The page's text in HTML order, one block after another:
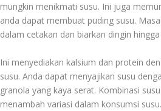
mungkin menikmati susu. Ini juga
anda dapat membuat puding susu.
dalam cetakan dan biarkan dingin
Ini menyediakan kalsium dan protein
susu. Anda dapat menyajikan susu
granola yang kaya serat. Kombinasi
menambah variasi dalam konsumsi